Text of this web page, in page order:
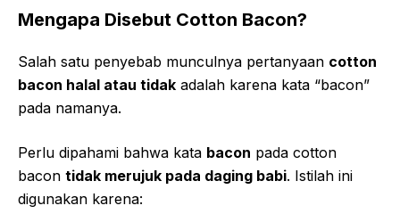
Mengapa Disebut Cotton Bacon?
Salah satu penyebab munculnya pertanyaan cotton
bacon halal atau tidak adalah karena kata “bacon”
pada namanya.
Perlu dipahami bahwa kata bacon pada cotton
bacon tidak merujuk pada daging babi. Istilah ini
digunakan karena: